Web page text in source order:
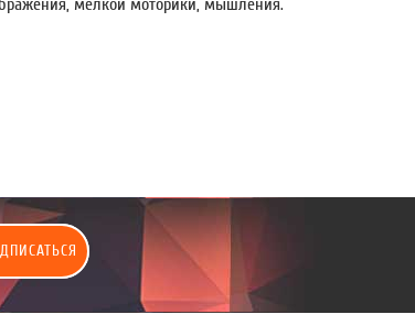
мелкой моторики, мышления.